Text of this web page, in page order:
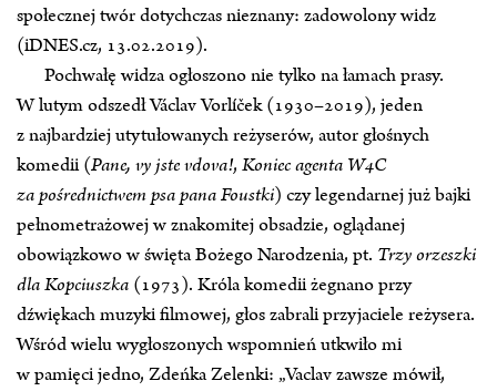
społecznej twór dotychczas nieznany: zadowolony widz
(iDNES.cz, 13.02.2019).
Pochwałę widza ogłoszono nie tylko na łamach prasy.
W lutym odszedł Václav Vorlíček (1930–2019), jeden
z najbardziej utytułowanych reżyserów, autor głośnych
komedii (Pane, vy jste vdova!, Koniec agenta W4C
za pośrednictwem psa pana Foustki) czy legendarnej już bajki
pełnometrażowej w znakomitej obsadzie, oglądanej
obowiązkowo w święta Bożego Narodzenia, pt. Trzy orzeszki
dla Kopciuszka (1973). Króla komedii żegnano przy
dźwiękach muzyki filmowej, głos zabrali przyjaciele reżysera.
Wśród wielu wygłoszonych wspomnień utkwiło mi
w pamięci jedno, Zdeńka Zelenki: „Vaclav zawsze mówił,